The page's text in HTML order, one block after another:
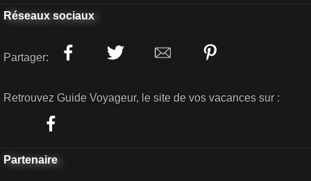
Réseaux sociaux
Partager:
Retrouvez Guide Voyageur, le site de vos vacances sur :
Partenaire